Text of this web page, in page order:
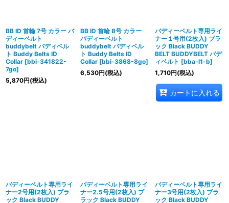
BB ID 首輪 7号 カラー バ
ディーベルト
buddybelt バディベル
ト Buddy Belts ID
Collar [bbi-341822-
7go]
5,870円(税込)
BB ID 首輪 8号 カラー
バディーベルト
buddybelt バディベル
ト Buddy Belts ID
Collar [bbi-3868-8go]
6,530円(税込)
バディーベルト専用ライ
ナー１号用(2枚入) ブラ
ック Black BUDDY
BELT BUDDYBELT バデ
ィベルト [bba-l1-b]
1,710円(税込)
カートに入れる
バディーベルト専用ライ
ナー2号用(2枚入) ブラ
ック Black BUDDY
バディーベルト専用ライ
ナー2.5号用(2枚入) ブ
ラック Black BUDDY
バディーベルト専用ライ
ナー3号用(2枚入) ブラ
ック Black BUDDY